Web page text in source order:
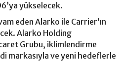
yükselecek.
eden Alarko ile Carrier’ın
Alarko Holding
Grubu, iklimlendirme
markasıyla ve yeni hedeflerle